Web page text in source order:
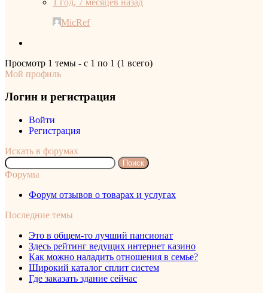
MicRef
Просмотр 1 темы - с 1 по 1 (1 всего)
Мой профиль
Логин и регистрация
Войти
Регистрация
Искать в форумах
Поиск:
Форумы
Форум отзывов о товарах и услугах
Последние темы
Это в общем-то лучший пансионат
Здесь рейтинг ведущих интернет казино
Как можно наладить отношения в семье?
Широкий каталог сплит систем
Где заказать здание сейчас